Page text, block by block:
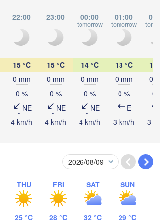
22:00 23:00 00:00
tomorrow
01:00
tomorrow
15 °C
0 mm
0 %
NE
4 km/h
15 °C
0 mm
0 %
NE
4 km/h
14 °C
0 mm
0 %
NE
4 km/h
13 °C
0 mm
0 %
E
3 km/h
13
0
0
3
THU
25 °C
FRI
28 °C
SAT
32 °C
SUN
29 °C
(Cherkasy)
Кременчук
Севастополь
Кривий Ріг
(Kryvyi Rih)
Кропивницький
(Kropyvnytskyi)
Миколаїв
Дніпро
Донецьк
(Kerch)
Мелітополь
(Melitopol)